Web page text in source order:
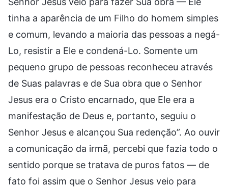
tinha a aparência de um Filho do homem simples
e comum, levando a maioria das pessoas a negá-
Lo, resistir a Ele e condená-Lo. Somente um
pequeno grupo de pessoas reconheceu através
de Suas palavras e de Sua obra que o Senhor
Jesus era o Cristo encarnado, que Ele era a
manifestação de Deus e, portanto, seguiu o
Senhor Jesus e alcançou Sua redenção”. Ao ouvir
a comunicação da irmã, percebi que fazia todo o
sentido porque se tratava de puros fatos — de
fato foi assim que o Senhor Jesus veio para